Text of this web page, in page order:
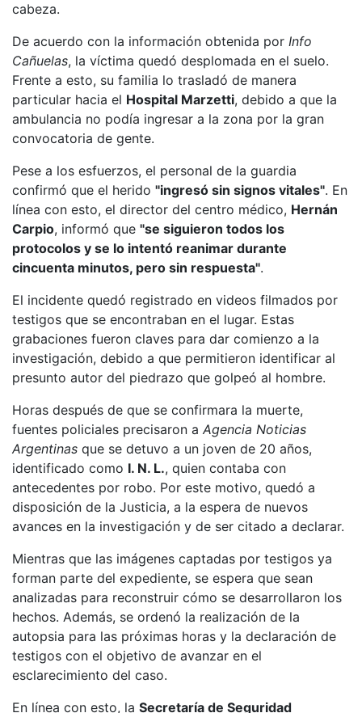
cabeza.
De acuerdo con la información obtenida por Info
Cañuelas, la víctima quedó desplomada en el suelo.
Frente a esto, su familia lo trasladó de manera
particular hacia el Hospital Marzetti, debido a que la
ambulancia no podía ingresar a la zona por la gran
convocatoria de gente.
Pese a los esfuerzos, el personal de la guardia
confirmó que el herido "ingresó sin signos vitales". En
línea con esto, el director del centro médico, Hernán
Carpio, informó que "se siguieron todos los
protocolos y se lo intentó reanimar durante
cincuenta minutos, pero sin respuesta".
El incidente quedó registrado en videos filmados por
testigos que se encontraban en el lugar. Estas
grabaciones fueron claves para dar comienzo a la
investigación, debido a que permitieron identificar al
presunto autor del piedrazo que golpeó al hombre.
Horas después de que se confirmara la muerte,
fuentes policiales precisaron a Agencia Noticias
Argentinas que se detuvo a un joven de 20 años,
identificado como I. N. L., quien contaba con
antecedentes por robo. Por este motivo, quedó a
disposición de la Justicia, a la espera de nuevos
avances en la investigación y de ser citado a declarar.
Mientras que las imágenes captadas por testigos ya
forman parte del expediente, se espera que sean
analizadas para reconstruir cómo se desarrollaron los
hechos. Además, se ordenó la realización de la
autopsia para las próximas horas y la declaración de
testigos con el objetivo de avanzar en el
esclarecimiento del caso.
En línea con esto, la Secretaría de Seguridad